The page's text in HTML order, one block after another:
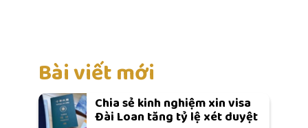
Bài viết mới
Chia sẻ kinh nghiệm xin visa
Đài Loan tăng tỷ lệ xét duyệt